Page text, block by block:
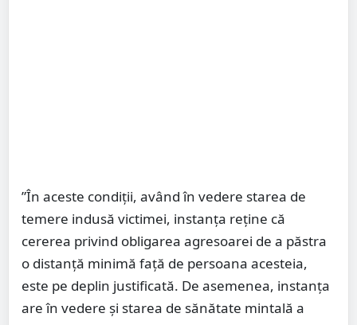
”În aceste condiții, având în vedere starea de
temere indusă victimei, instanţa reţine că
cererea privind obligarea agresoarei de a păstra
o distanţă minimă faţă de persoana acesteia,
este pe deplin justificată. De asemenea, instanţa
are în vedere şi starea de sănătate mintală a